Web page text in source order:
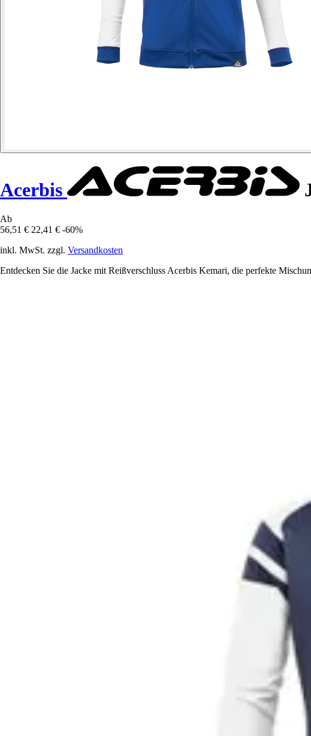
Acerbis
Ab
56,51 € 22,41 € -60%
inkl. MwSt. zzgl. Versandkosten
Entdecken Sie die Jacke mit Reißverschluss Acerbis Kemari, die perfekte